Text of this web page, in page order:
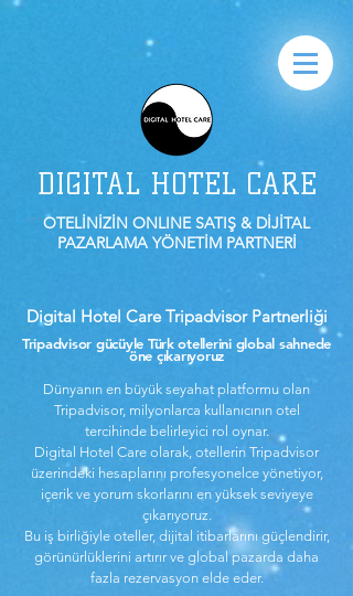
DIGITAL HOTEL CARE
OTELİNİZİN ONLINE SATIŞ & DİJİTAL
PAZARLAMA YÖNETİM PARTNERİ
Digital Hotel Care Tripadvisor Partnerliği
Tripadvisor gücüyle Türk otellerini global sahnede
öne çıkarıyoruz
Dünyanın en büyük seyahat platformu olan
Tripadvisor, milyonlarca kullanıcının otel
tercihinde belirleyici rol oynar.
Digital Hotel Care olarak, otellerin Tripadvisor
üzerindeki hesaplarını profesyonelce yönetiyor,
içerik ve yorum skorlarını en yüksek seviyeye
çıkarıyoruz.
Bu iş birliğiyle oteller, dijital itibarlarını güçlendirir,
görünürlüklerini artırır ve global pazarda daha
fazla rezervasyon elde eder.